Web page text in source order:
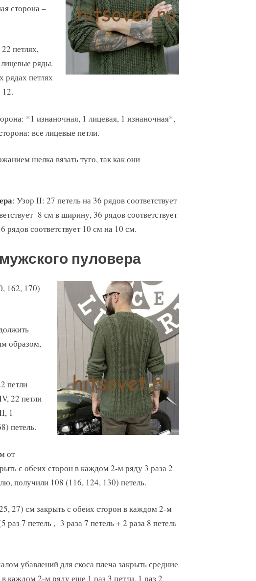
сторона –
петлях,
ряды.
рядах петлях
12.
*1 изнаночная, 1 лицевая, 1 изнаночная*,
все лицевые петли.
шелка вязать туго, так как они
: Узор II: 27 петель на 36 рядов соответствует
8 см в ширину, 36 рядов соответствует
рядов соответствует 10 см на 10 см.
пуловера
162, 170)
образом,
петли
22 петли
1
петель.
от
с обеих сторон в каждом 2-м ряду 3 раза 2
получили 108 (116, 124, 130) петель.
27) см закрыть с обеих сторон в каждом 2-м
раз 7 петель , 3 раза 7 петель + 2 раза 8 петель
убавлений для скоса плеча закрыть средние
каждом 2-м ряду еще 1 раз 3 петли, 1 раз 2